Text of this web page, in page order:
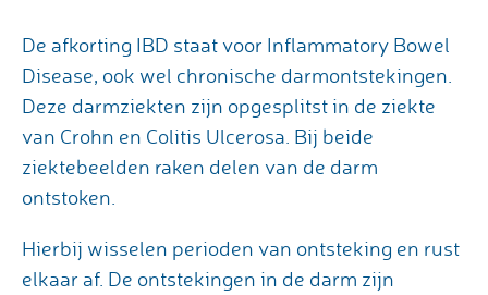
De afkorting IBD staat voor Inflammatory Bowel
Disease, ook wel chronische darmontstekingen.
Deze darmziekten zijn opgesplitst in de ziekte
van Crohn en Colitis Ulcerosa. Bij beide
ziektebeelden raken delen van de darm
ontstoken.
Hierbij wisselen perioden van ontsteking en rust
elkaar af. De ontstekingen in de darm zijn